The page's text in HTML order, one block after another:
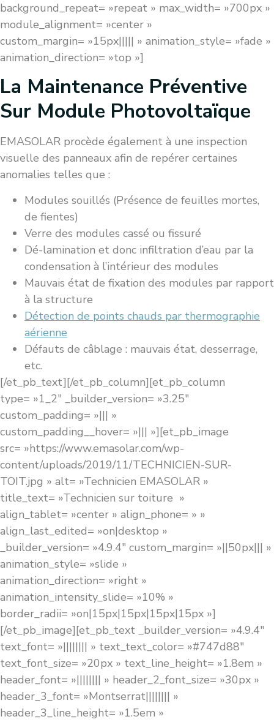
background_repeat= »repeat » max_width= »700px »
module_alignment= »center »
custom_margin= »15px||||| » animation_style= »fade »
animation_direction= »top »]
La Maintenance Préventive
Sur Module Photovoltaïque
EMASOLAR procède également à une inspection
visuelle des panneaux afin de repérer certaines
anomalies telles que :
Modules souillés (Présence de feuilles mortes,
de fientes)
Verre des modules cassé ou fissuré
Dé-lamination et donc infiltration d’eau par la
condensation à l’intérieur des modules
Mauvais état de fixation des modules par rapport
à la structure
Détection de points chauds par thermographie
aérienne
Défauts de câblage : mauvais état, desserrage,
etc.
[/et_pb_text][/et_pb_column][et_pb_column
type= »1_2″ _builder_version= »3.25″
custom_padding= »||| »
custom_padding__hover= »||| »][et_pb_image
src= »https://www.emasolar.com/wp-
content/uploads/2019/11/TECHNICIEN-SUR-
TOIT.jpg » alt= »Technicien EMASOLAR »
title_text= »Technicien sur toiture »
align_tablet= »center » align_phone= » »
align_last_edited= »on|desktop »
_builder_version= »4.9.4″ custom_margin= »||50px||| »
animation_style= »slide »
animation_direction= »right »
animation_intensity_slide= »10% »
border_radii= »on|15px|15px|15px|15px »]
[/et_pb_image][et_pb_text _builder_version= »4.9.4″
text_font= »|||||||| » text_text_color= »#747d88″
text_font_size= »20px » text_line_height= »1.8em »
header_font= »|||||||| » header_2_font_size= »30px »
header_3_font= »Montserrat|||||||| »
header_3_line_height= »1.5em »